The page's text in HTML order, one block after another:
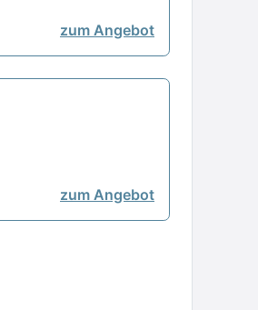
zum Angebot
zum Angebot